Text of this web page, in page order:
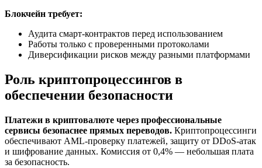
Блокчейн требует:
Аудита смарт-контрактов перед использованием
Работы только с проверенными протоколами
Диверсификации рисков между разными платформами
Роль криптопроцессингов в
обеспечении безопасности
Платежи в криптовалюте через профессиональные
сервисы безопаснее прямых переводов. Криптопроцессинги
обеспечивают AML-проверку платежей, защиту от DDoS-атак
и шифрование данных. Комиссия от 0,4% — небольшая плата
за безопасность.